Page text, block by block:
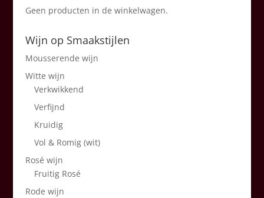
Geen producten in de winkelwagen.
Wijn op Smaakstijlen
Mousserende wijn
Witte wijn
Verkwikkend
Verfijnd
Kruidig
Vol & Romig (wit)
Rosé wijn
Fruitig Rosé
Rode wijn